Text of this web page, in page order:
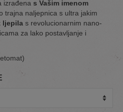
izrađena s Vašim imenom
trajna naljepnica s ultra jakim
ljepila s revolucionarnim nano-
za lako postavljanje i